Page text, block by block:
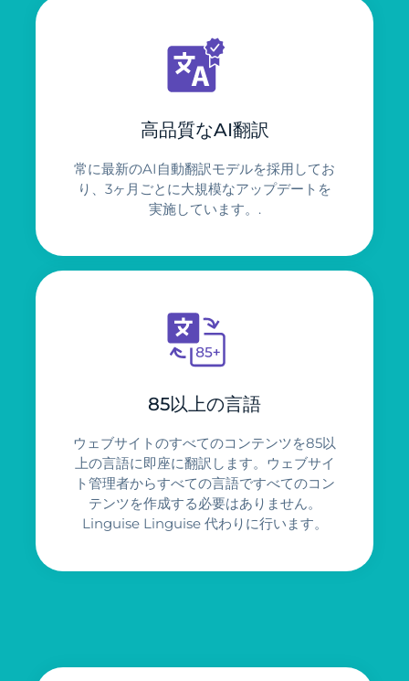
高品質なAI翻訳
常に最新のAI自動翻訳モデルを採用してお
り、3ヶ月ごとに大規模なアップデートを
実施しています。.
85以上の言語
ウェブサイトのすべてのコンテンツを85以
上の言語に即座に翻訳します。ウェブサイ
ト管理者からすべての言語ですべてのコン
テンツを作成する必要はありません。
Linguise Linguise 代わりに行います。